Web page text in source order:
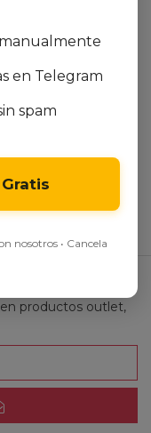
nuestra
productos outlet,
en Telegram
spam
nosotros • Cancela